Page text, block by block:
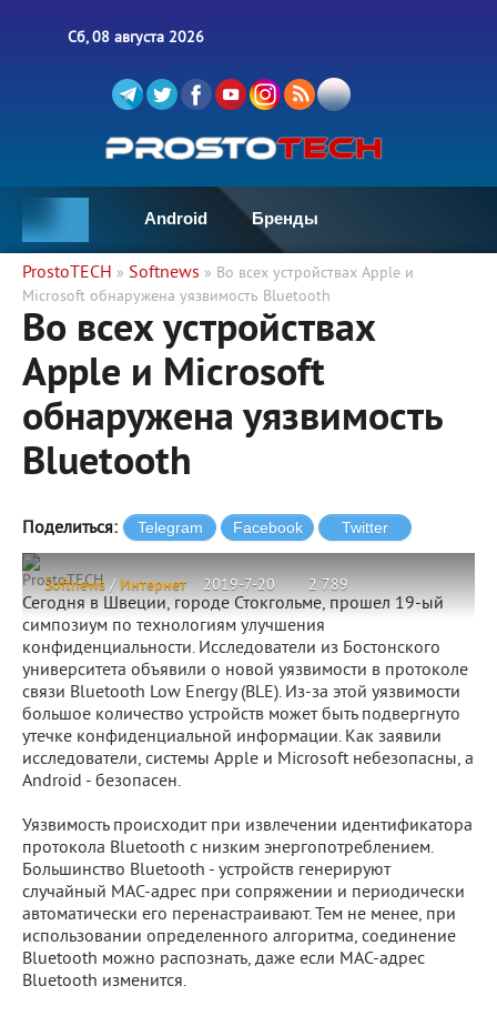
Сб, 08 августа 2026
Android Бренды
ProstoTECH » Softnews » Во всех устройствах Apple и
Microsoft обнаружена уязвимость Bluetooth
Во всех устройствах
Apple и Microsoft
обнаружена уязвимость
Bluetooth
Поделиться:
Softnews / Интернет 2019-7-20 2 789
ProstoTECH
Сегодня в Швеции, городе Стокгольме, прошел 19-ый
симпозиум по технологиям улучшения
конфиденциальности. Исследователи из Бостонского
университета объявили о новой уязвимости в протоколе
связи Bluetooth Low Energy (BLE). Из-за этой уязвимости
большое количество устройств может быть подвергнуто
утечке конфиденциальной информации. Как заявили
исследователи, системы Apple и Microsoft небезопасны, а
Android - безопасен.
Уязвимость происходит при извлечении идентификатора
протокола Bluetooth с низким энергопотреблением.
Большинство Bluetooth - устройств генерируют
случайный MAC-адрес при сопряжении и периодически
автоматически его перенастраивают. Тем не менее, при
использовании определенного алгоритма, соединение
Bluetooth можно распознать, даже если MAC-адрес
Bluetooth изменится.